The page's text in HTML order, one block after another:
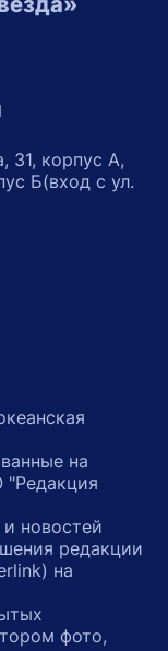
31, корпус А,
Б(вход с ул.
на
"Редакция
новостей
редакции
на
фото,